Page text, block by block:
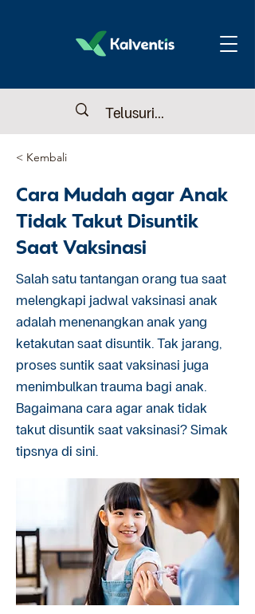
< Kembali
Cara Mudah agar Anak
Tidak Takut Disuntik
Saat Vaksinasi
Salah satu tantangan orang tua saat
melengkapi jadwal vaksinasi anak
adalah menenangkan anak yang
ketakutan saat disuntik. Tak jarang,
proses suntik saat vaksinasi juga
menimbulkan trauma bagi anak.
Bagaimana cara agar anak tidak
takut disuntik saat vaksinasi? Simak
tipsnya di sini.